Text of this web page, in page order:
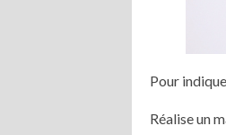
Pour
Réalise un